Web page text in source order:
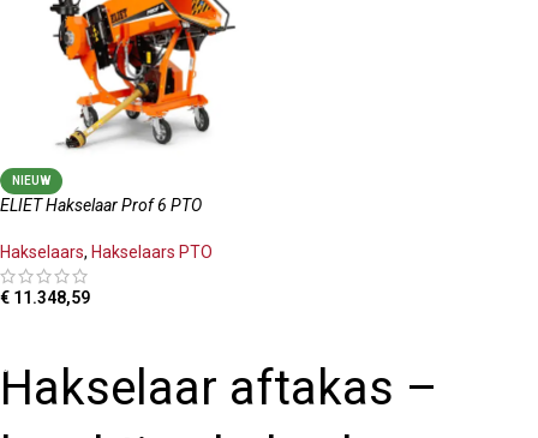
NIEUW
ELIET Hakselaar Prof 6 PTO
Hakselaars, Hakselaars PTO
€ 11.348,59
Hakselaar aftakas –